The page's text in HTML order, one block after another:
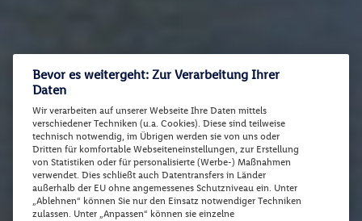
Bevor es weitergeht: Zur Verarbeitung Ihrer
Daten
Wir verarbeiten auf unserer Webseite Ihre Daten mittels
verschiedener Techniken (u.a. Cookies). Diese sind teilweise
technisch notwendig, im Übrigen werden sie von uns oder
Dritten für komfortable Webseiteneinstellungen, zur Erstellung
von Statistiken oder für personalisierte (Werbe-) Maßnahmen
verwendet. Dies schließt auch Datentransfers in Länder
außerhalb der EU ohne angemessenes Schutzniveau ein. Unter
„Ablehnen“ können Sie nur den Einsatz notwendiger Techniken
zulassen. Unter „Anpassen“ können sie einzelne